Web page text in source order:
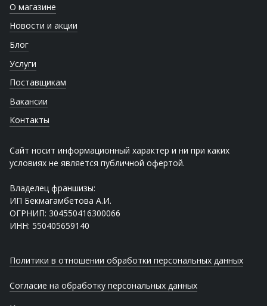
О магазине
Новости и акции
Блог
Услуги
Поставщикам
Вакансии
Контакты
Сайт носит информационный характер и ни при каких
условиях не является публичной офертой.
Владелец франшизы:
ИП Бекмагамбетова А.И.
ОГРНИП: 304550416300066
ИНН: 550405659140
Политики в отношении обработки персональных данных
Согласие на обработку персональных данных